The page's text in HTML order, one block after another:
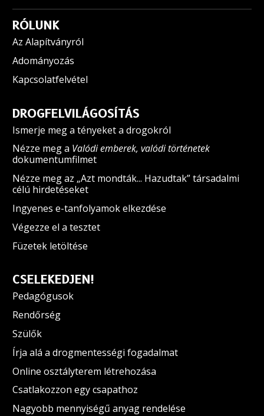
RÓLUNK
Az Alapítványról
Adományozás
Kapcsolatfelvétel
DROGFELVILÁGOSÍTÁS
Ismerje meg a tényeket a drogokról
Nézze meg a Valódi emberek, valódi történetek
dokumentumfilmet
Nézze meg az „Azt mondták... Hazudtak” társadalmi
célú hirdetéseket
Ingyenes e-tanfolyamok elkezdése
Végezze el a tesztet
Füzetek letöltése
CSELEKEDJEN!
Pedagógusok
Rendőrség
Szülők
Írja alá a drogmentességi fogadalmat
Online osztályterem létrehozása
Csatlakozzon egy csapathoz
Nagyobb mennyiségű anyag rendelése